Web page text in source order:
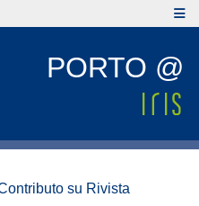
PORTO @
su Rivista